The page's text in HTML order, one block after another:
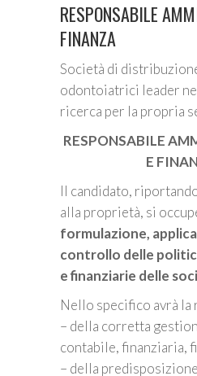
RESPONSABILE
FINANZA
Società di
odontoiatrici leader
ricerca per la propria
RESPONSABILE
E
Il candidato,
alla proprietà, si
formulazione,
controllo delle
e finanziarie delle
Nello specifico avrà la
– della corretta
contabile, finanziaria,
– della